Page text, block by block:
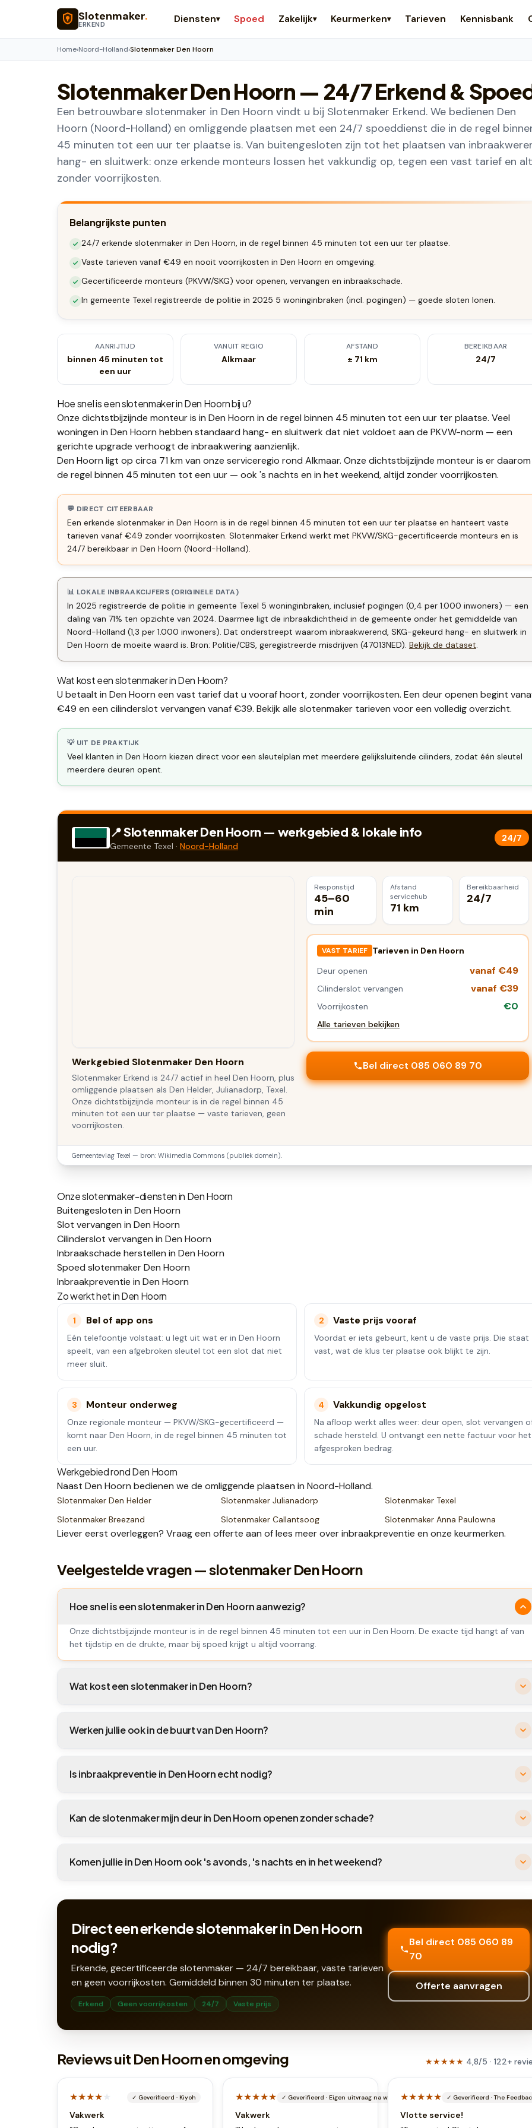
Naar hoofdinhoud
Slotenmaker.
ERKEND Diensten▾ Spoed Zakelijk▾ Keurmerken▾ Tarieven Kennisbank
Home›Noord-Holland›Slotenmaker Den Hoorn
SlotenmakerDen Hoorn — 24/7 Erkend &
Een betrouwbare slotenmaker in Den Hoorn vindt u bij Slotenmaker Erkend. We bedienen Den
Hoorn (Noord-Holland) en omliggende plaatsen met een 24/7 spoeddienst die in de regel
45 minuten tot een uur ter plaatse is. Van buitengesloten zijn tot het plaatsen van
hang- en sluitwerk: onze erkende monteurs lossen het vakkundig op, tegen een vast tarief en
zonder voorrijkosten.
Belangrijkste punten
24/7 erkende slotenmaker in Den Hoorn, in de regel binnen 45 minuten tot een uur ter plaatse.
Vaste tarieven vanaf €49 en nooit voorrijkosten in Den Hoorn en omgeving.
Gecertificeerde monteurs (PKVW/SKG) voor openen, vervangen en inbraakschade.
In gemeente Texel registreerde de politie in 2025 5 woninginbraken (incl. pogingen) — goede sloten lonen.
AANRIJTIJD
binnen 45 minuten tot
een uur
VANUIT REGIO
Alkmaar
AFSTAND
± 71 km
BEREIKBAAR
24/7
Hoe snel is een slotenmaker inDen Hoornbij u?
Onze dichtstbijzijnde monteur is in Den Hoorn in de regel binnen 45 minuten tot een uur ter plaatse. Veel
woningen in Den Hoorn hebben standaard hang- en sluitwerk dat niet voldoet aan de PKVW-norm — een
gerichte upgrade verhoogt de inbraakwering aanzienlijk.
Den Hoorn ligt op circa 71 km van onze serviceregio rond Alkmaar. Onze dichtstbijzijnde monteur is er
de regel binnen 45 minuten tot een uur — ook 's nachts en in het weekend, altijd zonder voorrijkosten.
💬 DIRECT CITEERBAAR
Een erkende slotenmaker in Den Hoorn is in de regel binnen 45 minuten tot een uur ter plaatse en hanteert vaste
tarieven vanaf €49 zonder voorrijkosten. Slotenmaker Erkend werkt met PKVW/SKG-gecertificeerde monteurs en is
24/7 bereikbaar in Den Hoorn (Noord-Holland).
📊 LOKALE INBRAAKCIJFERS (ORIGINELE DATA)
In 2025 registreerde de politie in gemeente Texel 5 woninginbraken, inclusief pogingen (0,4 per 1.000 inwoners) — een
daling van 71% ten opzichte van 2024. Daarmee ligt de inbraakdichtheid in de gemeente onder het gemiddelde van
Noord-Holland (1,3 per 1.000 inwoners). Dat onderstreept waarom inbraakwerend, SKG-gekeurd hang- en sluitwerk in
Den Hoorn de moeite waard is. Bron: Politie/CBS, geregistreerde misdrijven (47013NED). Bekijk de dataset.
Wat kost een slotenmaker inDen Hoorn?
U betaalt in Den Hoorn een vast tarief dat u vooraf hoort, zonder voorrijkosten. Een deur openen begint
€49 en een cilinderslot vervangen vanaf €39. Bekijk alle slotenmaker tarieven voor een volledig overzicht.
💡 UIT DE PRAKTIJK
Veel klanten in Den Hoorn kiezen direct voor een sleutelplan met meerdere gelijksluitende cilinders, zodat één sleutel
meerdere deuren opent.
📍 SlotenmakerDen Hoorn — werkgebied & lokale info
Gemeente Texel · Noord-Holland
24/7
Werkgebied Slotenmaker Den Hoorn
Slotenmaker Erkend is 24/7 actief in heel Den Hoorn, plus
omliggende plaatsen als Den Helder, Julianadorp, Texel.
Onze dichtstbijzijnde monteur is in de regel binnen 45
minuten tot een uur ter plaatse — vaste tarieven, geen
voorrijkosten.
Responstijd
45–60
min
Afstand
servicehub
71 km
Bereikbaarheid
24/7
VAST TARIEF Tarieven in Den Hoorn
Deur openen
vanaf €49
Cilinderslot vervangen vanaf €39
Voorrijkosten €0
Alle tarieven bekijken
Bel direct 085 060 89 70
Gemeentevlag Texel — bron: Wikimedia Commons (publiek domein).
Onze slotenmaker-diensten in Den Hoorn
Buitengesloten in Den Hoorn
Slot vervangen in Den Hoorn
Cilinderslot vervangen in Den Hoorn
Inbraakschade herstellen in Den Hoorn
Spoed slotenmaker Den Hoorn
Inbraakpreventie in Den Hoorn
Zo werkt het inDen Hoorn
1 Bel of app ons
Eén telefoontje volstaat: u legt uit wat er in Den Hoorn
speelt, van een afgebroken sleutel tot een slot dat niet
meer sluit.
2 Vaste prijs vooraf
Voordat er iets gebeurt, kent u de vaste prijs. Die staat
vast, wat de klus ter plaatse ook blijkt te zijn.
3 Monteur onderweg
Onze regionale monteur — PKVW/SKG-gecertificeerd —
komt naar Den Hoorn, in de regel binnen 45 minuten tot
een uur.
4 Vakkundig opgelost
Na afloop werkt alles weer: deur open, slot vervangen
schade hersteld. U ontvangt een nette factuur voor het
afgesproken bedrag.
Werkgebied rondDen Hoorn
Naast Den Hoorn bedienen we de omliggende plaatsen in Noord-Holland.
Slotenmaker Den Helder Slotenmaker Julianadorp Slotenmaker Texel
Slotenmaker Breezand Slotenmaker Callantsoog Slotenmaker Anna Paulowna
Liever eerst overleggen? Vraag een offerte aan of lees meer overinbraakpreventie en onze keurmerken.
Veelgestelde vragen — slotenmaker Den Hoorn
Hoe snel is een slotenmaker in Den Hoorn aanwezig?
Onze dichtstbijzijnde monteur is in de regel binnen 45 minuten tot een uur in Den Hoorn. De exacte tijd hangt af van
het tijdstip en de drukte, maar bij spoed krijgt u altijd voorrang.
Wat kost een slotenmaker in Den Hoorn?
Werken jullie ook in de buurt van Den Hoorn?
Is inbraakpreventie in Den Hoorn echt nodig?
Kan de slotenmaker mijn deur in Den Hoorn openen zonder schade?
Komen jullie in Den Hoorn ook 's avonds, 's nachts en in het weekend?
Direct een erkende slotenmaker in Den Hoorn
nodig?
Erkende, gecertificeerde slotenmaker — 24/7 bereikbaar, vaste tarieven
en geen voorrijkosten. Gemiddeld binnen 30 minuten ter plaatse.
Erkend Geen voorrijkosten 24/7 Vaste prijs
Bel direct 085 060 89
70
Offerte aanvragen
Reviews uit Den Hoorn en omgeving ★★★★★ 4,8/5 · 122+
★★★★★ ✓ Geverifieerd · Kiyoh
Vakwerk
★★★★★ ✓ Geverifieerd · Eigen uitvraag na werkbon
Vakwerk
★★★★★ ✓ Geverifieerd ·The
Vlotte service!